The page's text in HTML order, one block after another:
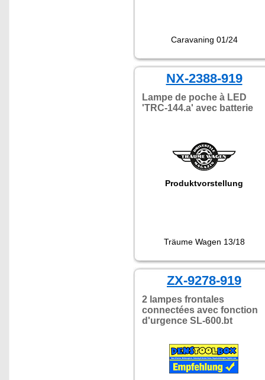
Caravaning 01/24
NX-2388-919
Lampe de poche à LED
'TRC-144.a' avec batterie
Produktvorstellung
Träume Wagen 13/18
ZX-9278-919
2 lampes frontales
connectées avec fonction
d'urgence SL-600.bt